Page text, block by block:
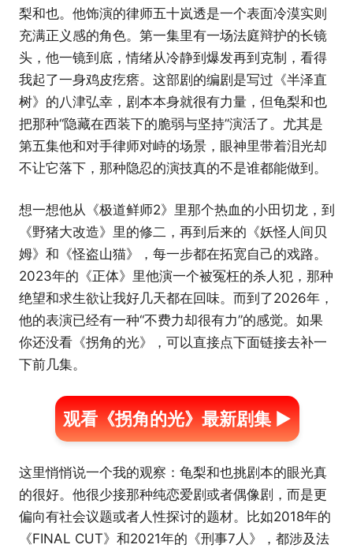
梨和也。他饰演的律师五十岚透是一个表面冷漠实则
充满正义感的角色。第一集里有一场法庭辩护的长镜
头，他一镜到底，情绪从冷静到爆发再到克制，看得
我起了一身鸡皮疙瘩。这部剧的编剧是写过《半泽直
树》的八津弘幸，剧本本身就很有力量，但龟梨和也
把那种“隐藏在西装下的脆弱与坚持”演活了。尤其是
第五集他和对手律师对峙的场景，眼神里带着泪光却
不让它落下，那种隐忍的演技真的不是谁都能做到。
想一想他从《极道鲜师2》里那个热血的小田切龙，到
《野猪大改造》里的修二，再到后来的《妖怪人间贝
姆》和《怪盗山猫》，每一步都在拓宽自己的戏路。
2023年的《正体》里他演一个被冤枉的杀人犯，那种
绝望和求生欲让我好几天都在回味。而到了2026年，
他的表演已经有一种“不费力却很有力”的感觉。如果
你还没看《拐角的光》，可以直接点下面链接去补一
下前几集。
观看《拐角的光》最新剧集 ▶
这里悄悄说一个我的观察：龟梨和也挑剧本的眼光真
的很好。他很少接那种纯恋爱剧或者偶像剧，而是更
偏向有社会议题或者人性探讨的题材。比如2018年的
《FINAL CUT》和2021年的《刑事7人》，都涉及法